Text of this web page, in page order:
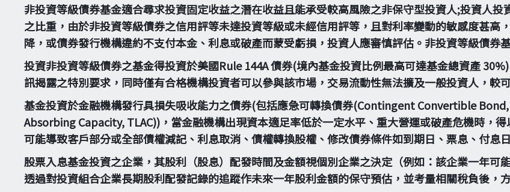
非投資等級債券基金適合尋求投資固定收益之潛在收益且能承受較高風險之非保守型投資人;投資人
之比重，由於非投資等級債券之信用評等未達投資等級或未經信用評等，且對利率變動的敏感度甚高
降，或債券發行機構違約不支付本金、利息或破產而蒙受虧損，投資人應審慎評估。非投資等級債券
投資非投資等級債券之基金得投資於美國Rule 144A 債券(境內基金投資比例最高可達基金總資產
訊揭露之特別要求，同時僅有合格機構投資者可以參與該市場，交易流動性無法擴及一般投資人，較
基金投資於金融機構發行具損失吸收能力之債券(包括應急可轉換債券(Contingent Convertible
Absorbing Capacity, TLAC))，當金融機構出現資本適足率低於一定水平、重大營運或破產危機時，
可能導致客戶部分或全部債權減記、利息取消、債權轉換股權、修改債券條件如到期日、票息、付息
股票入息基金投資之企業，其股利（股息）配發時間及金額視個別企業之決定（例如：該企業一年可
透過對投資組合企業長期股利配發記錄的追蹤作未來一年股利金額的保守預估，並考量相關稅負後，